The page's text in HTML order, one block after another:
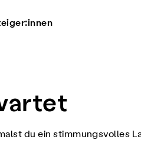
du ein stimmungsvolles